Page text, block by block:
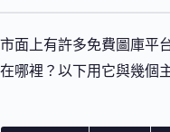
市面上有許多免費圖庫平
在哪裡？以下用它與幾個